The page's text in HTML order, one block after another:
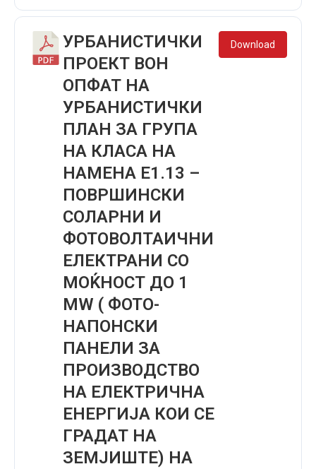
УРБАНИСТИЧКИ
ПРОЕКТ ВОН
ОПФАТ НА
УРБАНИСТИЧКИ
ПЛАН ЗА ГРУПА
НА КЛАСА НА
НАМЕНА Е1.13 –
ПОВРШИНСКИ
СОЛАРНИ И
ФОТОВОЛТАИЧНИ
ЕЛЕКТРАНИ СО
МОЌНОСТ ДО 1
MW ( ФОТО-
НАПОНСКИ
ПАНЕЛИ ЗА
ПРОИЗВОДСТВО
НА ЕЛЕКТРИЧНА
ЕНЕРГИЈА КОИ СЕ
ГРАДАТ НА
ЗЕМЈИШТЕ) НА
Download